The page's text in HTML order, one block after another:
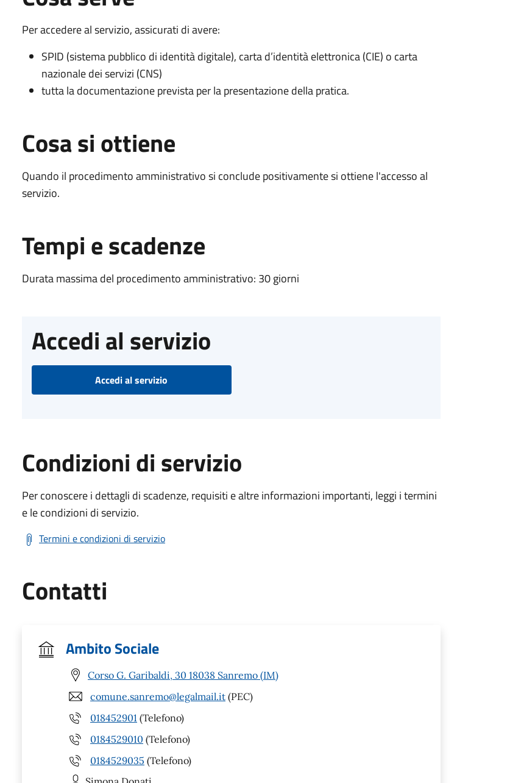
Per accedere al servizio, assicurati di avere:
SPID (sistema pubblico di identità digitale), carta d’identità elettronica (CIE) o carta
nazionale dei servizi (CNS)
tutta la documentazione prevista per la presentazione della pratica.
Cosa si ottiene
Quando il procedimento amministrativo si conclude positivamente si ottiene l'accesso al
servizio.
Tempi e scadenze
Durata massima del procedimento amministrativo: 30 giorni
Accedi al servizio
Accedi al servizio
Condizioni di servizio
Per conoscere i dettagli di scadenze, requisiti e altre informazioni importanti, leggi i termini
e le condizioni di servizio.
Termini e condizioni di servizio
Contatti
Ambito Sociale
Corso G. Garibaldi, 30 18038 Sanremo (IM)
comune.sanremo@legalmail.it (PEC)
018452901 (Telefono)
0184529010 (Telefono)
0184529035 (Telefono)